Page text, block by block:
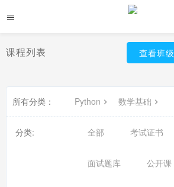
课程列表 查看班级
所有分类： Python 数学基础
分类: 全部 考试证书
面试题库 公开课